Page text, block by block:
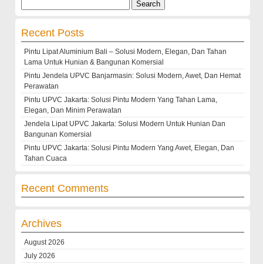
for:
Recent Posts
Pintu Lipat Aluminium Bali – Solusi Modern, Elegan, Dan Tahan
Lama Untuk Hunian & Bangunan Komersial
Pintu Jendela UPVC Banjarmasin: Solusi Modern, Awet, Dan Hemat
Perawatan
Pintu UPVC Jakarta: Solusi Pintu Modern Yang Tahan Lama,
Elegan, Dan Minim Perawatan
Jendela Lipat UPVC Jakarta: Solusi Modern Untuk Hunian Dan
Bangunan Komersial
Pintu UPVC Jakarta: Solusi Pintu Modern Yang Awet, Elegan, Dan
Tahan Cuaca
Recent Comments
Archives
August 2026
July 2026